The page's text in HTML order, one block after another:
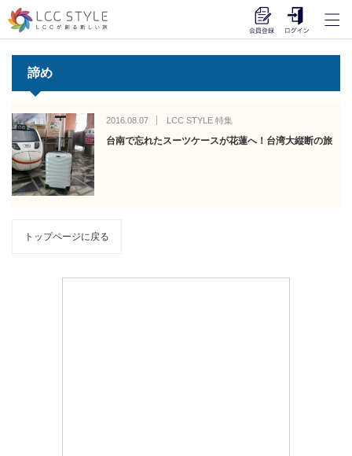
諦め
2016.08.07 LCC STYLE 特集
台南で忘れたスーツケースが花蓮へ！台湾大縦断の旅
トップページに戻る